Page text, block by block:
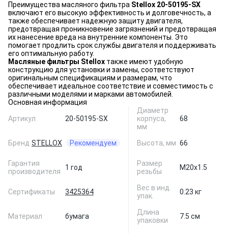
Преимущества масляного фильтра Stellox 20-50195-SX
включают его высокую эффективность и долговечность, а
также обеспечивает надежную защиту двигателя,
предотвращая проникновение загрязнений и предотвращая
их нанесение вреда на внутренние компоненты. Это
помогает продлить срок службы двигателя и поддерживать
его оптимальную работу.
Масляные фильтры Stellox также имеют удобную
конструкцию для установки и замены, соответствуют
оригинальным спецификациям и размерам, что
обеспечивает идеальное соответствие и совместимость с
различными моделями и марками автомобилей.
Основная информация
Артикул
20-50195-SX
Бренд STELLOX Рекомендуем
Гарантия
производителя
1 год
Сертификаты 3425364
Материал бумага
Диаметр
корпуса,
мм
68
Высота, мм 66
Размер
резьбы
M20x1.5
Вес в инд.
упак.
0.23 кг
Длина
упаковки
7.5 см